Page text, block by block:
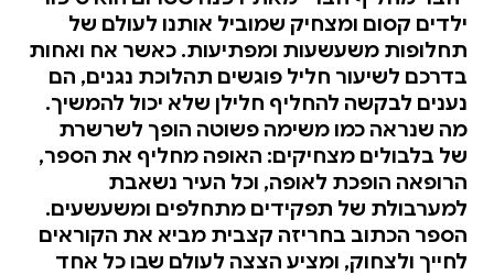
ילדים קסום ומצחיק שמוביל אותנו לעולם של
תחלופות משעשעות ומפתיעות. כאשר אח ואחות
בדרכם לשיעור חליל פוגשים תהלוכת נגנים, הם
נענים לבקשה להחליף חלילן שלא יכול להמשיך.
מה שנראה כמו משימה פשוטה הופך לשרשרת
של בלבולים מצחיקים: האופה מחליף את הספר,
הרופאה הופכת לאופה, וכל העיר נשאבת
למערבולת של תפקידים מתחלפים ומשעשעים.
הספר הכתוב בחריזה קצבית מביא את הקוראים
לחייך ולצחוק, ומציע הצצה לעולם שבו כל אחד